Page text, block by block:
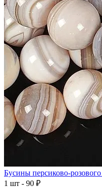
Бусины персиково-
1 шт - 90 ₽